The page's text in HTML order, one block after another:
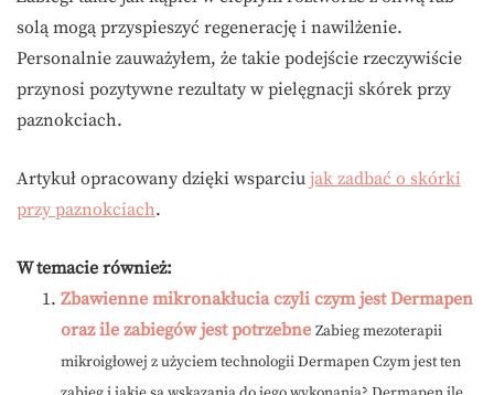
solą mogą przyspieszyć regenerację i nawilżenie.
Personalnie zauważyłem, że takie podejście rzeczywiście
przynosi pozytywne rezultaty w pielęgnacji skórek przy
paznokciach.
Artykuł opracowany dzięki wsparciu jak zadbać o skórki
przy paznokciach.
W temacie również:
Zbawienne mikronakłucia czyli czym jest Dermapen
oraz ile zabiegów jest potrzebne Zabieg mezoterapii
mikroigłowej z użyciem technologii Dermapen Czym jest ten